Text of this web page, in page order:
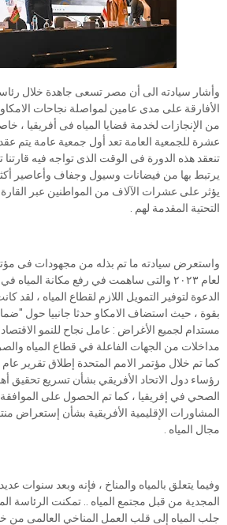
وأشار سيادته الى أن مصر تسعى جاهدة خلال
الأفارقة على مدى عامين لمواصلة نجاحات
من الإنجازات لخدمة قضايا المياه فى أفريقيا ،
عشرة للجمعية العامة تعد أول جمعية عامة يتم
تنعقد هذه الدورة فى الوقت الذى تواجه فيه قارتنا
يرتبط بها من فيضانات وسيول وجفاف وأعاصير
يؤثر على عشرات الآلاف من المواطنين عبر القارة
التحتية المقدمة لهم .
واستعرض سيادته ما تم بذله من مجهودات فى
لعام ٢٠٢٣ والتى ساهمت في رفع مكانة
الدعوة لتوفير التمويل اللازم لقطاع المياه ، لقد
بقوة ، حيث استضاف الامكاو حدثا جانبيا حول
مستدام لجميع الأغراض : عامل نجاح للنمو
مداخلات من الجهات الفاعلة في قطاع المياه
رؤساء دول الاتحاد الأفريقي بشأن تسريع تحقيق
الصحي في إفريقيا ، كما تم الحصول على
المشاورات الإقليمية الأفريقية بشأن إستعراض
مجال المياه .
وفيما يتعلق بالمياه والمناخ ، فإنه وبعد سنوات
جلب المياه إلى قلب العمل المناخي العالمى من